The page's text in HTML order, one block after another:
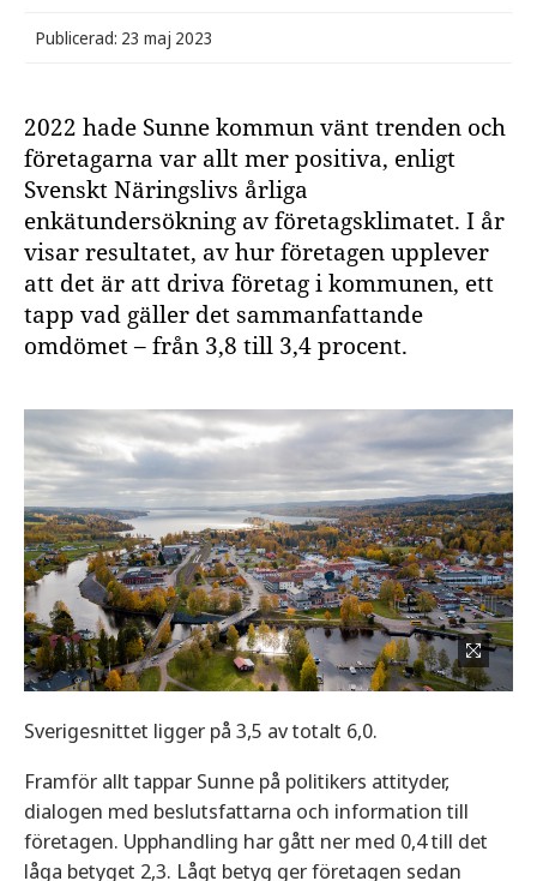
Publicerad: 23 maj 2023
2022 hade Sunne kommun vänt trenden och
företagarna var allt mer positiva, enligt
Svenskt Näringslivs årliga
enkätundersökning av företagsklimatet. I år
visar resultatet, av hur företagen upplever
att det är att driva företag i kommunen, ett
tapp vad gäller det sammanfattande
omdömet – från 3,8 till 3,4 procent.
Sverigesnittet ligger på 3,5 av totalt 6,0.
Framför allt tappar Sunne på politikers attityder,
dialogen med beslutsfattarna och information till
företagen. Upphandling har gått ner med 0,4 till det
låga betyget 2,3. Lågt betyg ger företagen sedan